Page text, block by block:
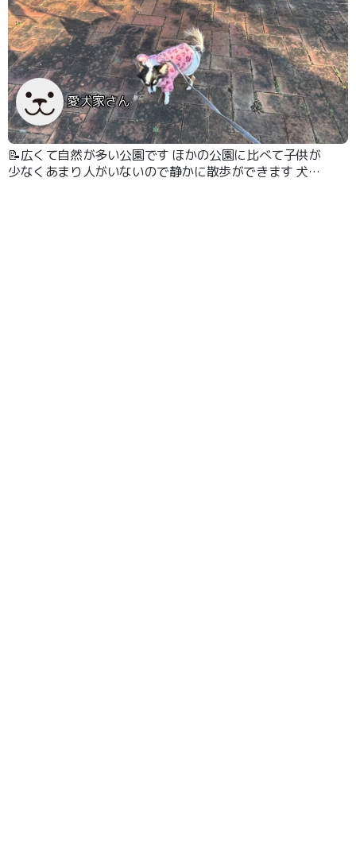
愛犬家さん
📝広くて自然が多い公園です ほかの公園に比べて子供が
少なくあまり人がいないので静かに散歩ができます 犬の